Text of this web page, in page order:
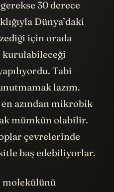
30 derece
Dünya’daki
için orada
kurulabileceği
Tabi
lazım.
azından mikrobik
mümkün olabilir.
çevrelerinde
baş edebiliyorlar.
molekülünü